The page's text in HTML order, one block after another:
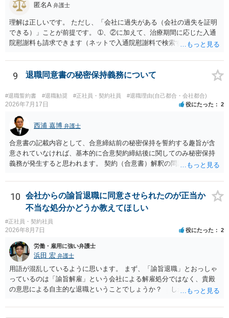
匿名A 弁護士
理解は正しいです。 ただし、「会社に過失がある（会社の過失を証明
できる）」ことが前提です。 ➀、②に加えて、治療期間に応じた入通
院慰謝料も請求できます（ネットで入通院慰謝料で検索すると詳しい
後遺障害慰謝料も請求できます。これらは後遺障害の等級、あなたの
収入、年齢等で大きく変わりますので一般的にいくらとは言えませ
ん。 弁護士に依頼する費用はそれぞれの弁護士で異なるので個別に聞
いてみるしかありませんが、旧日弁連規準を使った着手金・成功報酬
方式と着手金ゼロまたは少額で成功報酬大目の方式のどちらかが多い
と思います（個々の弁護士次第なので一般化はできません）。 早めに
弁護士に直接面談で相談されることをお勧めします。
9 退職同意書の秘密保持義務について
#退職誓約書 #退職勧奨 #正社員・契約社員 #退職理由(自己都合・会社都合)
2026年7月17日 役にたった 2
西浦 嘉博 弁護士
合意書の記載内容として、合意締結前の秘密保持を誓約する趣旨が含
意されていなければ、基本的に合意契約締結後に関してのみ秘密保持
義務が発生すると思われます。 契約（合意書）解釈の問題ですので、
場合、最寄りの法律事務所で相談されることを検討ください。
10
会社からの諭旨退職に同意させられたのが正当か
不当な処分かどうか教えてほしい
#正社員・契約社員
2026年8月7日 役にたった 2
労働・雇用に強い弁護士
浜田 宏 弁護士
用語が混乱しているように思います。 まず、「諭旨退職」とおっしゃ
っているのは「諭旨解雇」という会社による解雇処分ではなく、貴殿
の意思による自主的な退職ということでしょうか？ しかし、記載さ
す。 その場合、解雇には客観的で合理的な理由が必要であり、かつ